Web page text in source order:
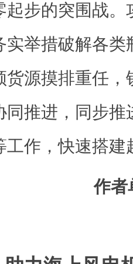
起步的突围战。
实举措破解各类
货源摸排重任
同推进，同步推
工作，快速搭建
作者